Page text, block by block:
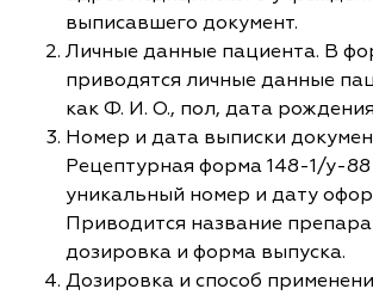
выписавшего документ.
Личные данные пациента. В
приводятся личные данные
как Ф. И. О., пол, дата
Номер и дата выписки
Рецептурная форма 148-1/у-
уникальный номер и дату
Приводится название
дозировка и форма выпуска.
Дозировка и способ